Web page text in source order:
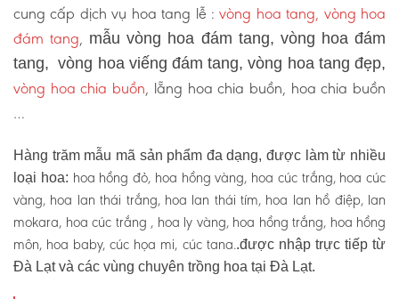
cung cấp dịch vụ hoa tang lễ :vòng hoa tang, vòng hoa
đám tang, mẫu vòng hoa đám tang, vòng hoa đám
tang, vòng hoa viếng đám tang, vòng hoa tang đẹp,
vòng hoa chia buồn, lẵng hoa chia buồn, hoa chia buồn
…
Hàng trăm mẫu mã sản phẩm đa dạng, được làm từ nhiều
loại hoa: hoa hồng đỏ, hoa hồng vàng, hoa cúc trắng, hoa cúc
vàng, hoa lan thái trắng, hoa lan thái tím, hoa lan hồ điệp, lan
mokara, hoa cúc trắng , hoa ly vàng, hoa hồng trắng, hoa hồng
môn, hoa baby, cúc họa mi, cúc tana..được nhập trực tiếp từ
Đà Lạt và các vùng chuyên trồng hoa tại Đà Lạt.